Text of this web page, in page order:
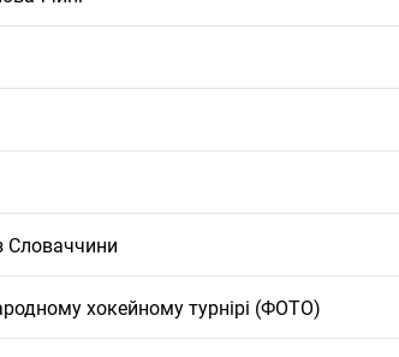
Словаччини
хокейному турнірі (ФОТО)